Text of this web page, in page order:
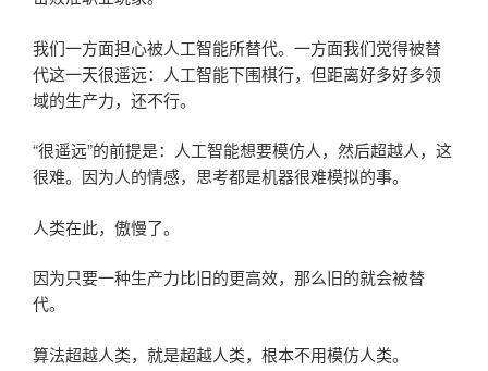
我们一方面担心被人工智能所替代。一方面我们觉得被替
代这一天很遥远：人工智能下围棋行，但距离好多好多领
域的生产力，还不行。
“很遥远”的前提是：人工智能想要模仿人，然后超越人，这
很难。因为人的情感，思考都是机器很难模拟的事。
人类在此，傲慢了。
因为只要一种生产力比旧的更高效，那么旧的就会被替
代。
算法超越人类，就是超越人类，根本不用模仿人类。